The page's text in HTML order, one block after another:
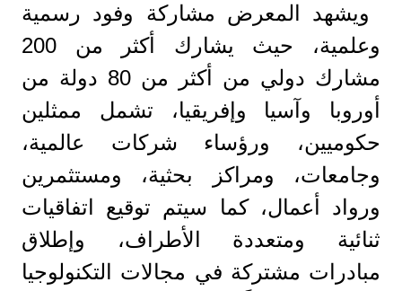
ويشهد المعرض مشاركة وفود رسمية
وعلمية، حيث يشارك أكثر من 200
مشارك دولي من أكثر من 80 دولة من
أوروبا وآسيا وإفريقيا، تشمل ممثلين
حكوميين، ورؤساء شركات عالمية،
وجامعات، ومراكز بحثية، ومستثمرين
ورواد أعمال، كما سيتم توقيع اتفاقيات
ثنائية ومتعددة الأطراف، وإطلاق
مبادرات مشتركة في مجالات التكنولوجيا